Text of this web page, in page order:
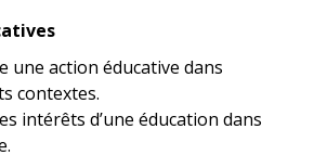
une action éducative dans
contextes.
intérêts d’une éducation dans